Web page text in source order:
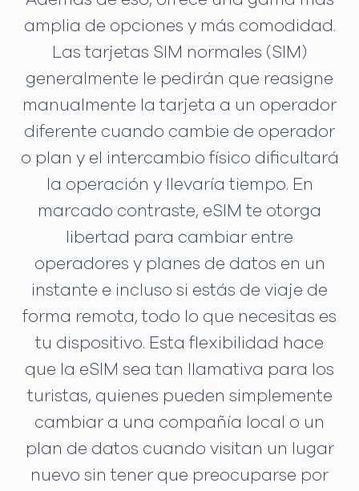
amplia de opciones y más comodidad.
Las tarjetas SIM normales (SIM)
generalmente le pedirán que reasigne
manualmente la tarjeta a un operador
diferente cuando cambie de operador
o plan y el intercambio físico dificultará
la operación y llevaría tiempo. En
marcado contraste, eSIM te otorga
libertad para cambiar entre
operadores y planes de datos en un
instante e incluso si estás de viaje de
forma remota, todo lo que necesitas es
tu dispositivo. Esta flexibilidad hace
que la eSIM sea tan llamativa para los
turistas, quienes pueden simplemente
cambiar a una compañía local o un
plan de datos cuando visitan un lugar
nuevo sin tener que preocuparse por